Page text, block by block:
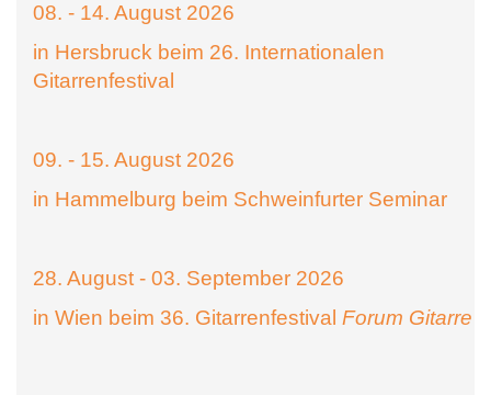
08. - 14. August 2026
in Hersbruck beim 26. Internationalen
Gitarrenfestival
09. - 15. August 2026
in Hammelburg beim Schweinfurter Seminar
28. August - 03. September 2026
in Wien beim 36. Gitarrenfestival Forum Gitarre